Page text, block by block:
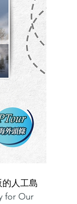
的人工島
for Our